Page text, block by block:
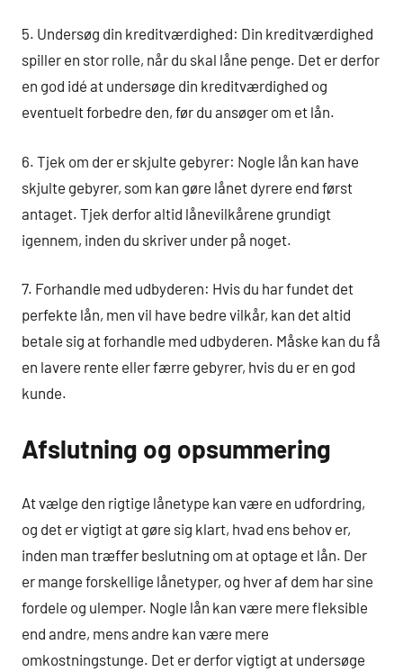
5. Undersøg din kreditværdighed: Din kreditværdighed
spiller en stor rolle, når du skal låne penge. Det er derfor
en god idé at undersøge din kreditværdighed og
eventuelt forbedre den, før du ansøger om et lån.
6. Tjek om der er skjulte gebyrer: Nogle lån kan have
skjulte gebyrer, som kan gøre lånet dyrere end først
antaget. Tjek derfor altid lånevilkårene grundigt
igennem, inden du skriver under på noget.
7. Forhandle med udbyderen: Hvis du har fundet det
perfekte lån, men vil have bedre vilkår, kan det altid
betale sig at forhandle med udbyderen. Måske kan du få
en lavere rente eller færre gebyrer, hvis du er en god
kunde.
Afslutning og opsummering
At vælge den rigtige lånetype kan være en udfordring,
og det er vigtigt at gøre sig klart, hvad ens behov er,
inden man træffer beslutning om at optage et lån. Der
er mange forskellige lånetyper, og hver af dem har sine
fordele og ulemper. Nogle lån kan være mere fleksible
end andre, mens andre kan være mere
omkostningstunge. Det er derfor vigtigt at undersøge